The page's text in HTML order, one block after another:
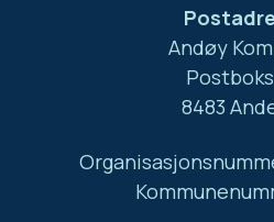
Andøy
Postboks
8483